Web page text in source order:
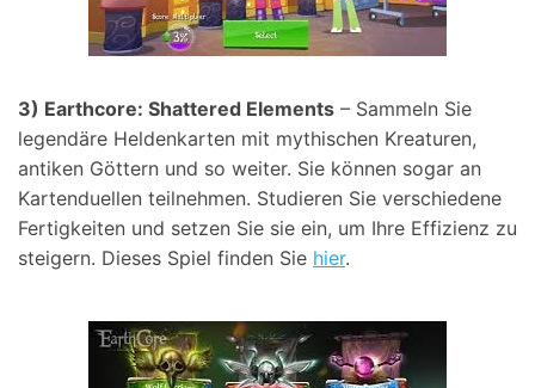
3) Earthcore: Shattered Elements – Sammeln Sie
legendäre Heldenkarten mit mythischen Kreaturen,
antiken Göttern und so weiter. Sie können sogar an
Kartenduellen teilnehmen. Studieren Sie verschiedene
Fertigkeiten und setzen Sie sie ein, um Ihre Effizienz zu
steigern. Dieses Spiel finden Sie hier.